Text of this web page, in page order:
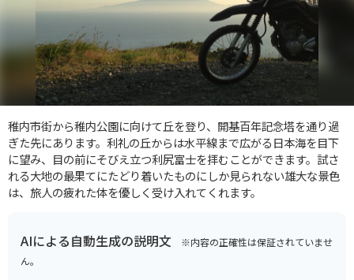
稚内市街から稚内公園に向けて丘を登り、開基百年記念塔を通り過
ぎた先にあります。利礼の丘からは水平線まで広がる日本海を目下
に望み、目の前にそびえ立つ利尻富士を拝むことができます。試さ
れる大地の最果てにたどり着いたものにしか見られない雄大な景色
は、旅人の疲れた体を優しく受け入れてくれます。
AIによる自動生成の説明文 ※内容の正確性は保証されていませ
ん。